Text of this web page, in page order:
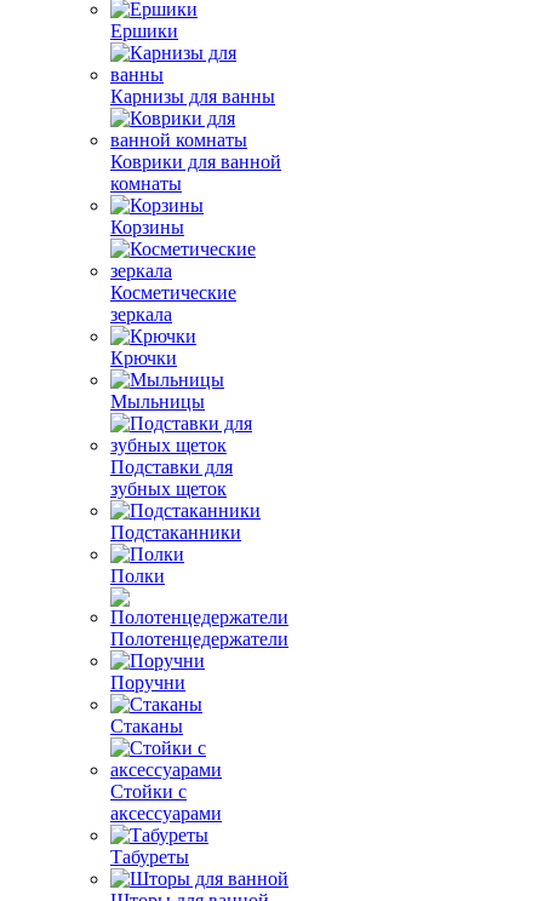
Ершики
Карнизы для ванны
Коврики для ванной
комнаты
Корзины
Косметические
зеркала
Крючки
Мыльницы
Подставки для
зубных щеток
Подстаканники
Полки
Полотенцедержатели
Поручни
Стаканы
Стойки с
аксессуарами
Табуреты